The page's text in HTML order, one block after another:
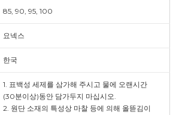
85, 90, 95, 100
요넥스
한국
1. 표백성 세제를 삼가해 주시고 물에 오랜시간
(30분이상)동안 담가두지 마십시오.
2. 원단 소재의 특성상 마찰 등에 의해 올뜯김이